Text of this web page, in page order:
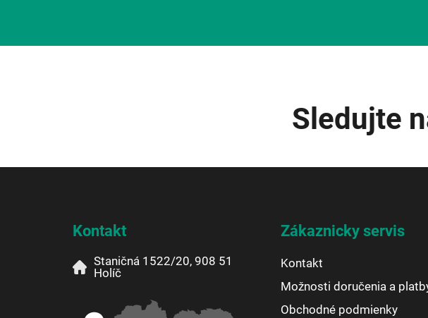
Sledujte
Kontakt
Staničná 1522/20, 908 51
Holíč
Zákaznicky servis
Kontakt
Možnosti doručenia a
Obchodné podmienky